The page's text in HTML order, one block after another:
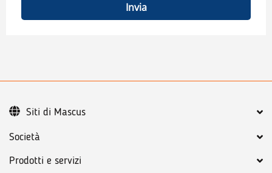
Invia
Società
Prodotti e servizi
Siti di Mascus